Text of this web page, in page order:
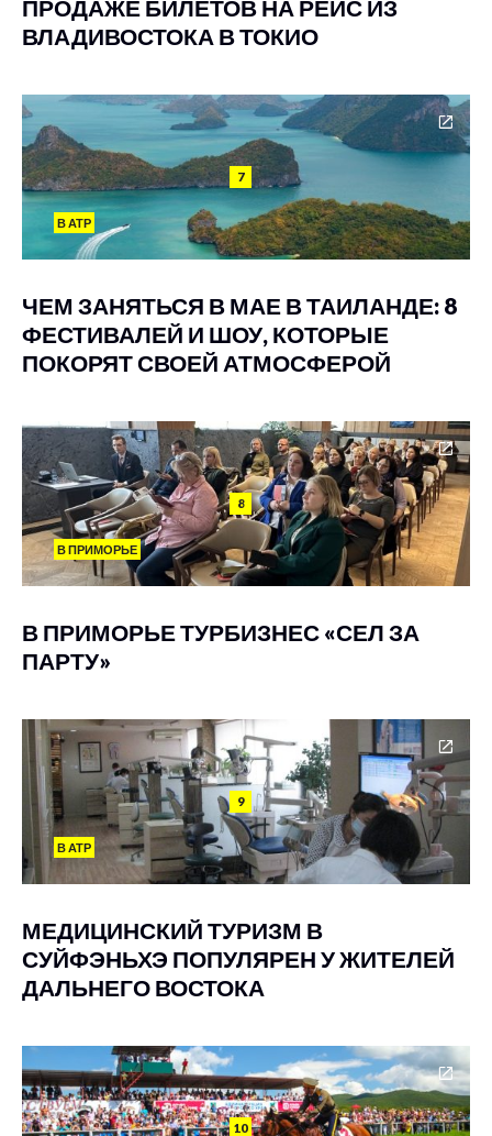
ПРОДАЖЕ БИЛЕТОВ НА РЕЙС ИЗ
ВЛАДИВОСТОКА В ТОКИО
7
В АТР
ЧЕМ ЗАНЯТЬСЯ В МАЕ В ТАИЛАНДЕ: 8
ФЕСТИВАЛЕЙ И ШОУ, КОТОРЫЕ
ПОКОРЯТ СВОЕЙ АТМОСФЕРОЙ
8
В ПРИМОРЬЕ
В ПРИМОРЬЕ ТУРБИЗНЕС «СЕЛ ЗА
ПАРТУ»
9
В АТР
МЕДИЦИНСКИЙ ТУРИЗМ В
СУЙФЭНЬХЭ ПОПУЛЯРЕН У ЖИТЕЛЕЙ
ДАЛЬНЕГО ВОСТОКА
10